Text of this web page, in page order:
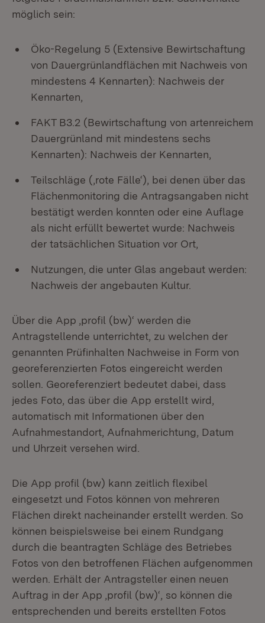
möglich sein:
Öko-Regelung 5 (Extensive Bewirtschaftung
von Dauergrünlandflächen mit Nachweis von
mindestens 4 Kennarten): Nachweis der
Kennarten,
FAKT B3.2 (Bewirtschaftung von artenreichem
Dauergrünland mit mindestens sechs
Kennarten): Nachweis der Kennarten,
Teilschläge (,rote Fälle‘), bei denen über das
Flächenmonitoring die Antragsangaben nicht
bestätigt werden konnten oder eine Auflage
als nicht erfüllt bewertet wurde: Nachweis
der tatsächlichen Situation vor Ort,
Nutzungen, die unter Glas angebaut werden:
Nachweis der angebauten Kultur.
Über die App ,profil (bw)‘ werden die
Antragstellende unterrichtet, zu welchen der
genannten Prüfinhalten Nachweise in Form von
georeferenzierten Fotos eingereicht werden
sollen. Georeferenziert bedeutet dabei, dass
jedes Foto, das über die App erstellt wird,
automatisch mit Informationen über den
Aufnahmestandort, Aufnahmerichtung, Datum
und Uhrzeit versehen wird.
Die App profil (bw) kann zeitlich flexibel
eingesetzt und Fotos können von mehreren
Flächen direkt nacheinander erstellt werden. So
können beispielsweise bei einem Rundgang
durch die beantragten Schläge des Betriebes
Fotos von den betroffenen Flächen aufgenommen
werden. Erhält der Antragsteller einen neuen
Auftrag in der App ,profil (bw)‘, so können die
entsprechenden und bereits erstellten Fotos